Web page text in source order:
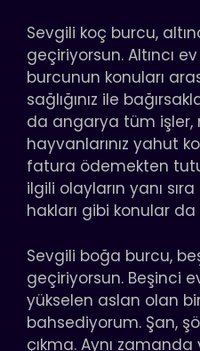
Sevgili koç burcu,
geçiriyorsun. Altıncı
burcunun konuları
sağlığınız ile
da angarya tüm işler,
hayvanlarınız yahut
fatura ödemekten
ilgili olayların yanı
hakları gibi konular
Sevgili boğa burcu,
geçiriyorsun. Beşinci
yükselen aslan olan
bahsediyorum. Şan,
çıkma. Aynı